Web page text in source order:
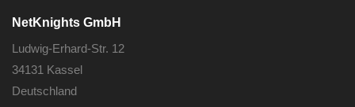
NetKnights GmbH
Ludwig-Erhard-Str. 12
34131 Kassel
Deutschland